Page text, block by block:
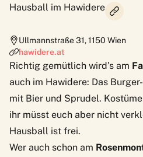
Hausball im Hawidere
Ullmannstraße 31,1150 Wien
hawidere.at
Richtig gemütlich wird’s am
auch im Hawidere: Das
mit Bier und Sprudel.
ihr müsst euch aber nicht
Hausball ist frei.
Wer auch schon am